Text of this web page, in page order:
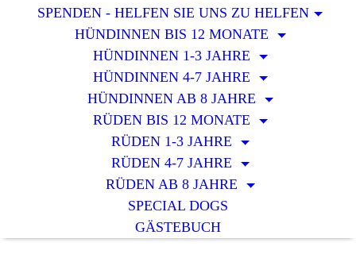
SPENDEN - HELFEN SIE UNS ZU HELFEN
HÜNDINNEN BIS 12 MONATE
HÜNDINNEN 1-3 JAHRE
HÜNDINNEN 4-7 JAHRE
HÜNDINNEN AB 8 JAHRE
RÜDEN BIS 12 MONATE
RÜDEN 1-3 JAHRE
RÜDEN 4-7 JAHRE
RÜDEN AB 8 JAHRE
SPECIAL DOGS
GÄSTEBUCH